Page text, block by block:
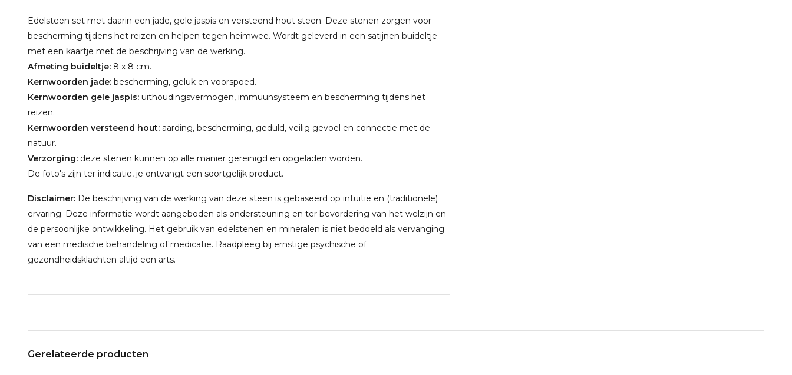
Edelsteen set met daarin een jade, gele jaspis en versteend hout steen. Deze stenen zorgen voor
bescherming tijdens het reizen en helpen tegen heimwee. Wordt geleverd in een satijnen buideltje
met een kaartje met de beschrijving van de werking.
Afmeting buideltje: 8 x 8 cm.
Kernwoorden jade: bescherming, geluk en voorspoed.
Kernwoorden gele jaspis: uithoudingsvermogen, immuunsysteem en bescherming tijdens het
reizen.
Kernwoorden versteend hout: aarding, bescherming, geduld, veilig gevoel en connectie met de
natuur.
Verzorging: deze stenen kunnen op alle manier gereinigd en opgeladen worden.
De foto's zijn ter indicatie, je ontvangt een soortgelijk product.
Disclaimer: De beschrijving van de werking van deze steen is gebaseerd op intuïtie en (traditionele)
ervaring. Deze informatie wordt aangeboden als ondersteuning en ter bevordering van het welzijn en
de persoonlijke ontwikkeling. Het gebruik van edelstenen en mineralen is niet bedoeld als vervanging
van een medische behandeling of medicatie. Raadpleeg bij ernstige psychische of
gezondheidsklachten altijd een arts.
Gerelateerde producten